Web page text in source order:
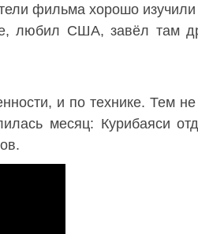
фильма хорошо
любил США, завёл там
и по технике. Тем
месяц: Курибаяси